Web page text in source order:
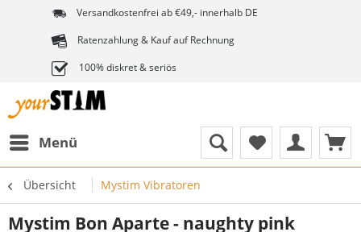
Versandkostenfrei ab €49,- innerhalb DE
Ratenzahlung & Kauf auf Rechnung
100% diskret & seriös
Menü
Übersicht Mystim Vibratoren
Mystim Bon Aparte - naughty pink